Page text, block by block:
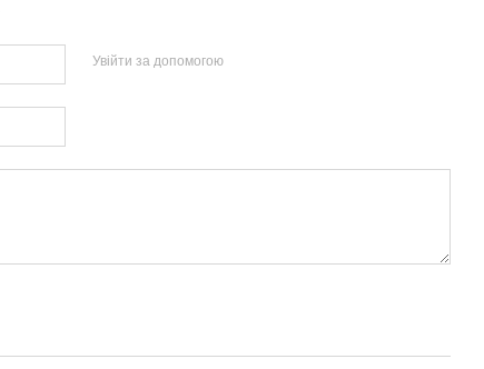
Увійти за допомогою